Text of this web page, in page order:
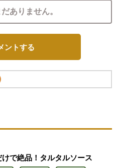
ありません。
ントする
で絶品！タルタルソース